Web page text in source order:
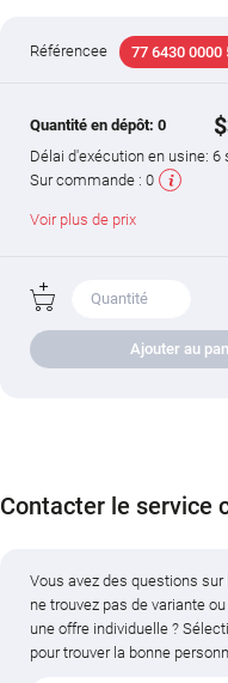
Référencee 77 6430 0000
Quantité en dépôt:0
Délai d'exécution en usine:6
Sur commande :0
Voir plus de prix
Ajouter au
Contacter le service
Vous avez des questions sur
ne trouvez pas de variante
une offre individuelle ?
pour trouver la bonne